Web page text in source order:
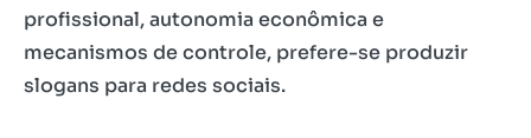
profissional, autonomia econômica e
mecanismos de controle, prefere-se produzir
slogans para redes sociais.